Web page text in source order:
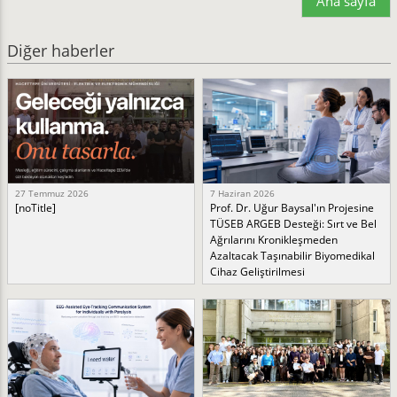
Diğer haberler
27 Temmuz 2026
[noTitle]
7 Haziran 2026
Prof. Dr. Uğur Baysal'ın Projesine
TÜSEB ARGEB Desteği: Sırt ve Bel
Ağrılarını Kronikleşmeden
Azaltacak Taşınabilir Biyomedikal
Cihaz Geliştirilmesi